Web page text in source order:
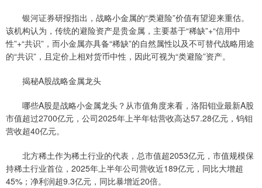
银河证券研报指出，战略小金属的“类避险”价值有望迎来重估。
该机构认为，传统的避险资产是贵金属，主要基于“稀缺”+“信用中
性”+“共识”，而小金属亦具备“稀缺”的自然属性以及不可替代战略用途
的“共识”，且定价上相对货币中性，因此可视为“类避险”资产。
揭秘A股战略金属龙头
哪些A股是战略小金属龙头？从市值角度来看，洛阳钼业最新A股
市值超过2700亿元，公司2025年上半年钴营收高达57.28亿元，钨钼
营收超40亿元。
北方稀土作为稀土行业的代表，总市值超2053亿元，市值规模保
持稀土行业首位，2025年上半年公司营收近189亿元，同比大增超
45%；净利润超9.3亿元，同比暴增近20倍。